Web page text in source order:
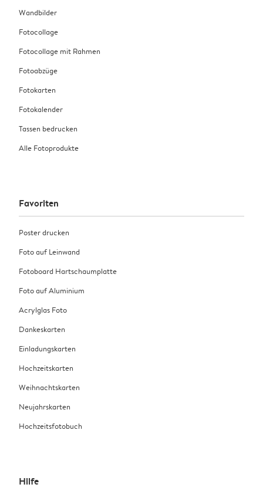
Wandbilder
Fotocollage
Fotocollage mit Rahmen
Fotoabzüge
Fotokarten
Fotokalender
Tassen bedrucken
Alle Fotoprodukte
Favoriten
Poster drucken
Foto auf Leinwand
Fotoboard Hartschaumplatte
Foto auf Aluminium
Acrylglas Foto
Dankeskarten
Einladungskarten
Hochzeitskarten
Weihnachtskarten
Neujahrskarten
Hochzeitsfotobuch
Hilfe